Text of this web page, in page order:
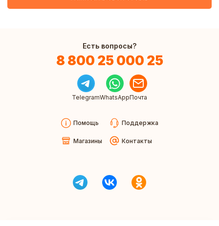
Есть вопросы?
8 800 25 000 25
TelegramWhatsAppПочта
Помощь Поддержка
Магазины Контакты